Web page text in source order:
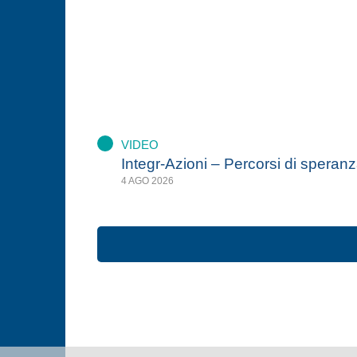
VIDEO
Integr-Azioni – Percorsi di
4 AGO 2026